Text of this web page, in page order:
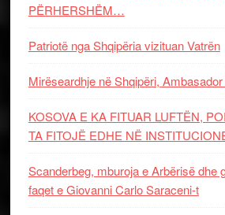
PËRHERSHËM…
Patriotë nga Shqipëria vizituan Vatrën
Mirëseardhje në Shqipëri,
KOSOVA E KA FITUAR LUFTËN,
TA FITOJË EDHE NË
Scanderbeg, mburoja e Arbërisë dhe
faqet e Giovanni Carlo Saraceni-t